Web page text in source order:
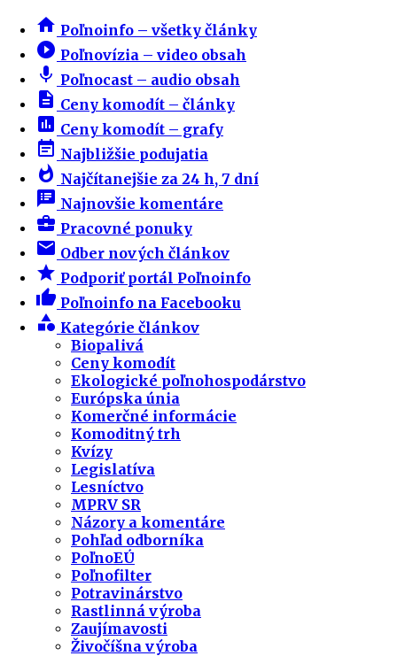
home Poľnoinfo – všetky články
play_circle_filled Poľnovízia – video obsah
mic Poľnocast – audio obsah
description Ceny komodít – články
insert_chart Ceny komodít – grafy
event_note Najbližšie podujatia
whatshot Najčítanejšie za 24 h, 7 dní
speaker_notes Najnovšie komentáre
business_center Pracovné ponuky
email Odber nových článkov
star Podporiť portál Poľnoinfo
thumb_up Poľnoinfo na Facebooku
category Kategórie článkov
Biopalivá
Ceny komodít
Ekologické poľnohospodárstvo
Európska únia
Komerčné informácie
Komoditný trh
Kvízy
Legislatíva
Lesníctvo
MPRV SR
Názory a komentáre
Pohľad odborníka
PoľnoEÚ
Poľnofilter
Potravinárstvo
Rastlinná výroba
Zaujímavosti
Živočíšna výroba